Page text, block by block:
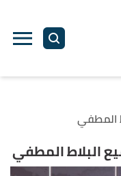
المطفي
البلاط المطفي